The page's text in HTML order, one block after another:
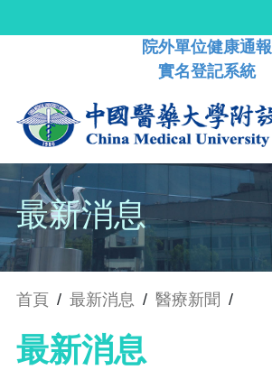
院外單位健康通報
實名登記系統
最新消息
首頁 / 最新消息 / 醫療新聞 /
最新消息